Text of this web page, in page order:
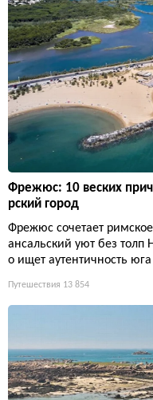
Фрежюс: 10 веских
рский город
Фрежюс сочетает
ансальский уют без толп
о ищет аутентичность
Путешествия 13 854